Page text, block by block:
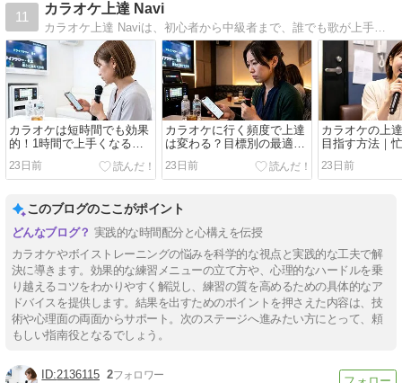
11
カラオケ上達 Navi
カラオケ上達 Naviは、初心者から中級者まで、誰でも歌が上手くなるコツを分かりやすく紹介するブログです。発声法や練習法、音痴克服のヒントまで、今日から実践できる情報をお届けします。
カラオケは短時間でも効果
的！1時間で上手くなる集
中練習術
23日前
カラオケに行く頻度で上達
は変わる？目標別の最適な
回数を解説
23日前
カラオケの上
目指す方法｜
折しない練習術
23日前
このブログのここがポイント
実践的な時間配分と心構えを伝授
カラオケやボイストレーニングの悩みを科学的な視点と実践的な工夫で解
決に導きます。効果的な練習メニューの立て方や、心理的なハードルを乗
り越えるコツをわかりやすく解説し、練習の質を高めるための具体的なア
ドバイスを提供します。結果を出すためのポイントを押さえた内容は、技
術や心理面の両面からサポート。次のステージへ進みたい方にとって、頼
もしい指南役となるでしょう。
2136115 2